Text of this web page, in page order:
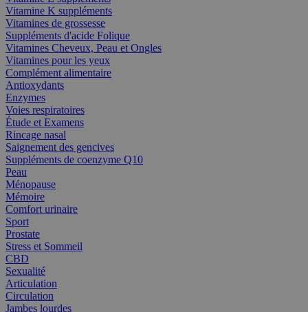
Vitamine K suppléments
Vitamines de grossesse
Suppléments d'acide Folique
Vitamines Cheveux, Peau et Ongles
Vitamines pour les yeux
Complément alimentaire
Antioxydants
Enzymes
Voies respiratoires
Étude et Examens
Rincage nasal
Saignement des gencives
Suppléments de coenzyme Q10
Peau
Ménopause
Mémoire
Comfort urinaire
Sport
Prostate
Stress et Sommeil
CBD
Sexualité
Articulation
Circulation
Jambes lourdes